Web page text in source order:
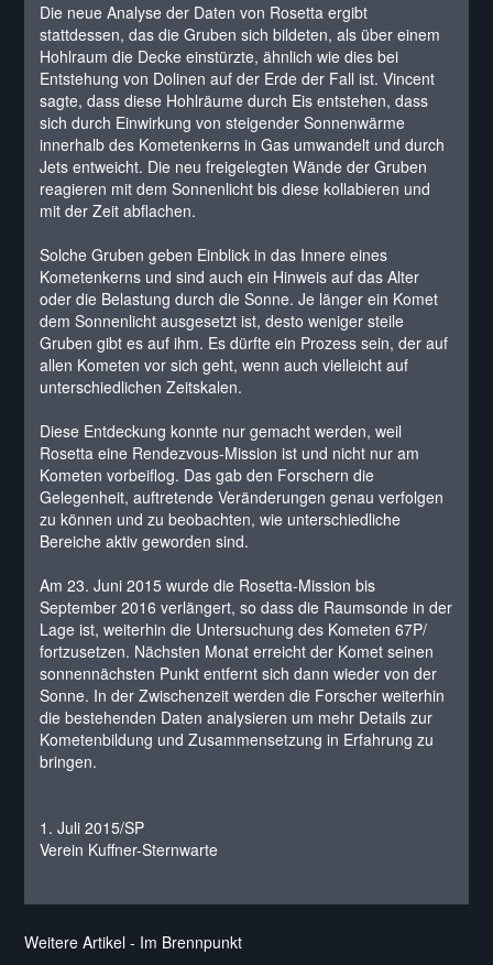
Die neue Analyse der Daten von Rosetta ergibt
stattdessen, das die Gruben sich bildeten, als über einem
Hohlraum die Decke einstürzte, ähnlich wie dies bei
Entstehung von Dolinen auf der Erde der Fall ist. Vincent
sagte, dass diese Hohlräume durch Eis entstehen, dass
sich durch Einwirkung von steigender Sonnenwärme
innerhalb des Kometenkerns in Gas umwandelt und durch
Jets entweicht. Die neu freigelegten Wände der Gruben
reagieren mit dem Sonnenlicht bis diese kollabieren und
mit der Zeit abflachen.
Solche Gruben geben Einblick in das Innere eines
Kometenkerns und sind auch ein Hinweis auf das Alter
oder die Belastung durch die Sonne. Je länger ein Komet
dem Sonnenlicht ausgesetzt ist, desto weniger steile
Gruben gibt es auf ihm. Es dürfte ein Prozess sein, der auf
allen Kometen vor sich geht, wenn auch vielleicht auf
unterschiedlichen Zeitskalen.
Diese Entdeckung konnte nur gemacht werden, weil
Rosetta eine Rendezvous-Mission ist und nicht nur am
Kometen vorbeiflog. Das gab den Forschern die
Gelegenheit, auftretende Veränderungen genau verfolgen
zu können und zu beobachten, wie unterschiedliche
Bereiche aktiv geworden sind.
Am 23. Juni 2015 wurde die Rosetta-Mission bis
September 2016 verlängert, so dass die Raumsonde in der
Lage ist, weiterhin die Untersuchung des Kometen 67P/
fortzusetzen. Nächsten Monat erreicht der Komet seinen
sonnennächsten Punkt entfernt sich dann wieder von der
Sonne. In der Zwischenzeit werden die Forscher weiterhin
die bestehenden Daten analysieren um mehr Details zur
Kometenbildung und Zusammensetzung in Erfahrung zu
bringen.
1. Juli 2015/SP
Verein Kuffner-Sternwarte
Weitere Artikel - Im Brennpunkt